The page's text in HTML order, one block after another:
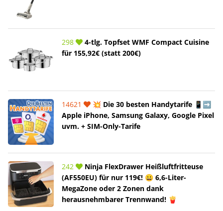
298
4-tlg. Topfset WMF Compact Cuisine
für 155,92€ (statt 200€)
14621
💥 Die 30 besten Handytarife 📱➡️
Apple iPhone, Samsung Galaxy, Google Pixel
uvm. + SIM-Only-Tarife
242
Ninja FlexDrawer Heißluftfritteuse
(AF550EU) für nur 119€! 😀 6,6-Liter-
MegaZone oder 2 Zonen dank
herausnehmbarer Trennwand! 🍟